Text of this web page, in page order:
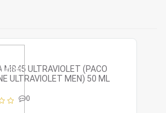
M845 ULTRAVIOLET (PACO
ULTRAVIOLET MEN) 50 ML
0